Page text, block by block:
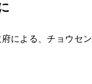
による、チョウセ